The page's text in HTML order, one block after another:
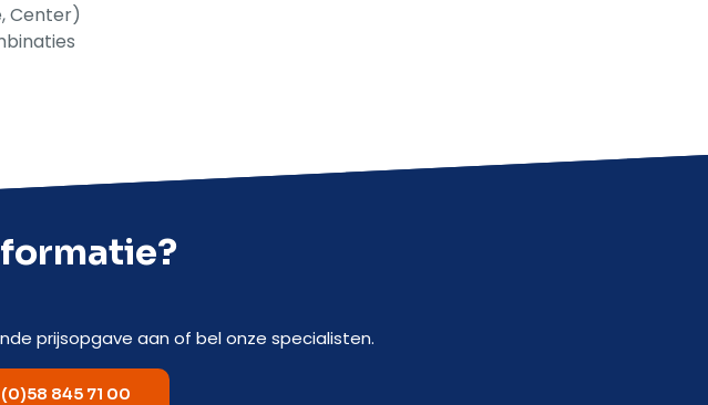
Center)
prijsopgave aan of bel onze specialisten.
(0)58 845 71 00